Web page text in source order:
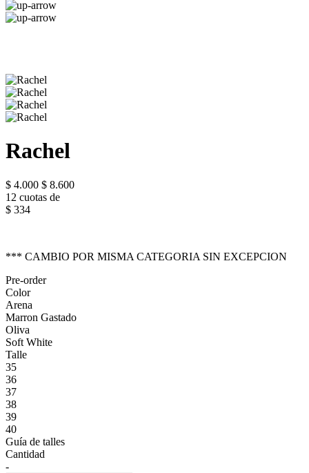
Rachel
$ 4.000 $ 8.600
12 cuotas de
$ 334
*** CAMBIO POR MISMA CATEGORIA SIN EXCEPCION
Pre-order
Color
Arena
Marron Gastado
Oliva
Soft White
Talle
35
36
37
38
39
40
Guía de talles
Cantidad
-